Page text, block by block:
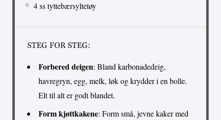
4 ss tyttebærsyltetøy
STEG FOR STEG:
Forbered deigen: Bland karbonadedeig,
havregryn, egg, melk, løk og krydder i en bolle.
Elt til alt er godt blandet.
Form kjøttkakene: Form små, jevne kaker med